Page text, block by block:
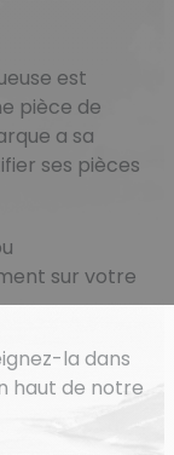
est
pièce de
a sa
ses pièces
sur votre
la dans
haut de notre